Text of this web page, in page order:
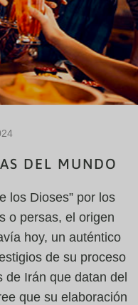
DEL MUNDO
los Dioses” por los
o persas, el origen
hoy, un auténtico
de su proceso
Irán que datan del
que su elaboración